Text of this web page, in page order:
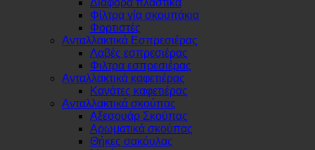
Διάφορα πλαστικά
Φίλτρα γία σκουπάκια
Φορτιστές
Ανταλλακτικά Εσπρεσιέρας
Λαβές εσπρεσιέρας
Φιλτρα εσπρεσιέρας
Ανταλλακτικά καφετιέρας
Κανάτες καφετιέρας
Ανταλλακτικά σκούπας
Αξεσουάρ Σκούπας
Αρωματικά σκούπας
Θήκες σακόυλας